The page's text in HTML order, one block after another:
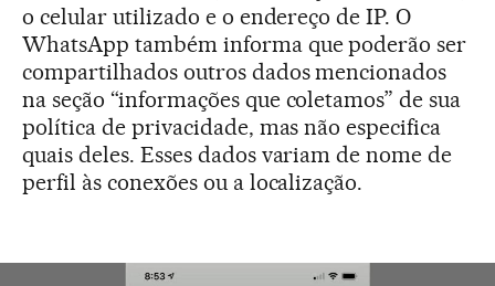
o celular utilizado e o endereço de IP. O
WhatsApp também informa que poderão ser
compartilhados outros dados mencionados
na seção “informações que coletamos” de sua
política de privacidade, mas não especifica
quais deles. Esses dados variam de nome de
perfil às conexões ou a localização.